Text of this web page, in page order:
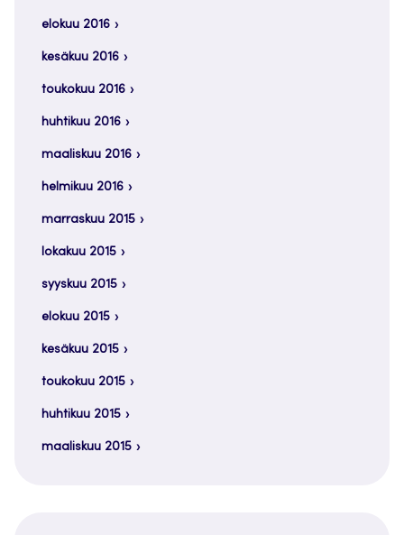
elokuu 2016
kesäkuu 2016
toukokuu 2016
huhtikuu 2016
maaliskuu 2016
helmikuu 2016
marraskuu 2015
lokakuu 2015
syyskuu 2015
elokuu 2015
kesäkuu 2015
toukokuu 2015
huhtikuu 2015
maaliskuu 2015